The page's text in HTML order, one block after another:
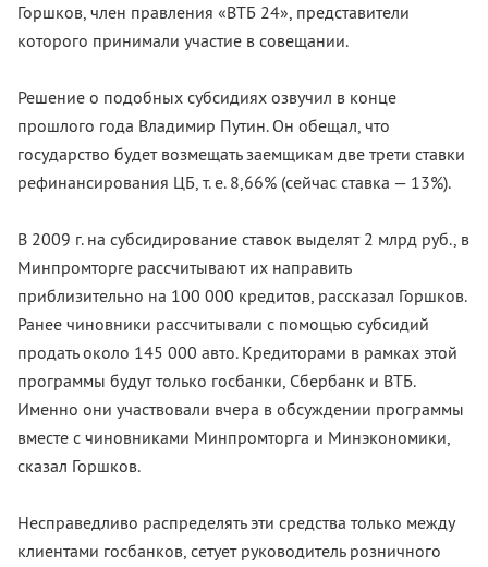
Горшков, член правления «ВТБ 24», представители
которого принимали участие в совещании.
Решение о подобных субсидиях озвучил в конце
прошлого года Владимир Путин. Он обещал, что
государство будет возмещать заемщикам две трети ставки
рефинансирования ЦБ, т. е. 8,66% (сейчас ставка — 13%).
В 2009 г. на субсидирование ставок выделят 2 млрд руб., в
Минпромторге рассчитывают их направить
приблизительно на 100 000 кредитов, рассказал Горшков.
Ранее чиновники рассчитывали с помощью субсидий
продать около 145 000 авто. Кредиторами в рамках этой
программы будут только госбанки, Сбербанк и ВТБ.
Именно они участвовали вчера в обсуждении программы
вместе с чиновниками Минпромторга и Минэкономики,
сказал Горшков.
Несправедливо распределять эти средства только между
клиентами госбанков, сетует руководитель розничного